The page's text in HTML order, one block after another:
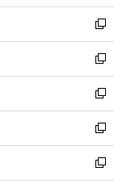
ウ
で
開
く
ン
ド
ウ
で
開
く
新
し
い
ウ
ィ
ン
ド
ウ
で
開
新
し
い
ウ
ィ
ン
ド
ウ
新
し
い
ウ
ィ
ン
新
し
い
ウ
新
し